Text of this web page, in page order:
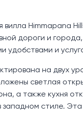
вилла Himmapana
дороги и
удобствами и
на двух
светлая
а также кухня
западном стиле.